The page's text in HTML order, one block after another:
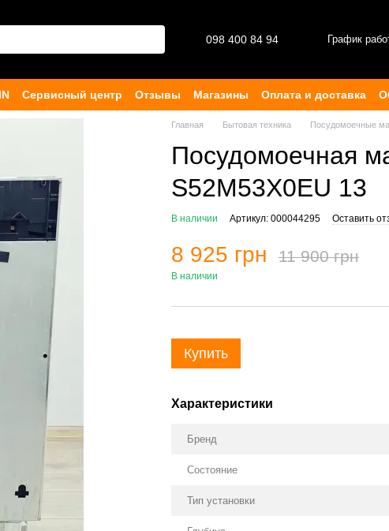
098 400 84 94‬ График
Сервисный центр Отзывы Магазины Оплата и доставка
Главная Бытовая техника Посудомоечные
Посудомоечная
S52M53X0EU 13
В наличии Артикул: 000044295 Оставить
8 925 грн 11 900 грн
В наличии
Купить
Характеристики
Бренд
Состояние
Тип установки